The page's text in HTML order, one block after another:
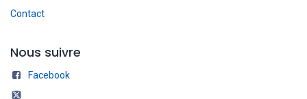
Contact
Nous suivre
Facebook